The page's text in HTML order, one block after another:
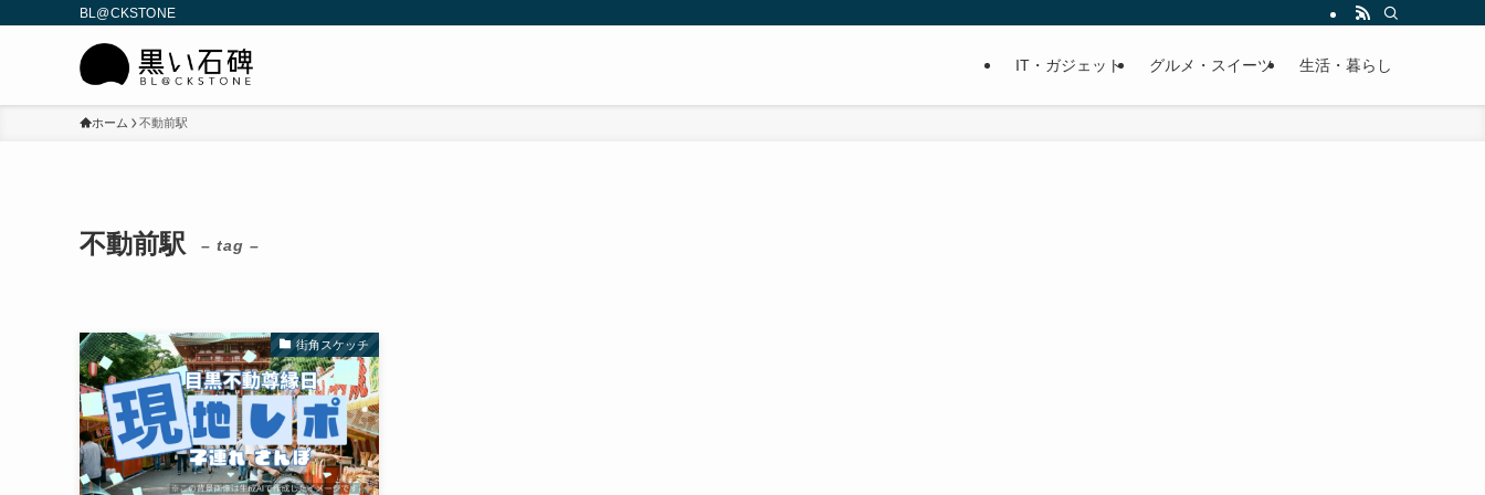
BL@CKSTONE
IT・ガジェット グルメ・スイーツ 生活・暮らし
ホーム 不動前駅
不動前駅 – tag –
街角スケッチ